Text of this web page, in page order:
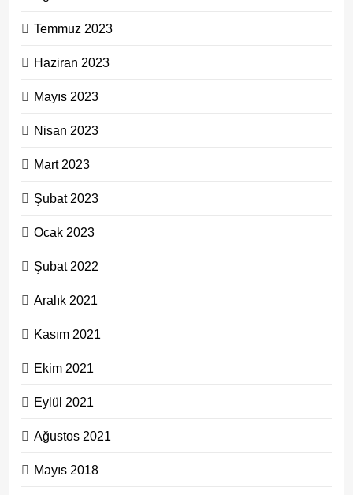
Temmuz 2023
Haziran 2023
Mayıs 2023
Nisan 2023
Mart 2023
Şubat 2023
Ocak 2023
Şubat 2022
Aralık 2021
Kasım 2021
Ekim 2021
Eylül 2021
Ağustos 2021
Mayıs 2018